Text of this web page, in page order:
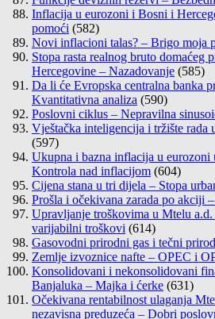
Inflacija u eurozoni i Bosni i
pomoći (582)
Novi inflacioni talas? – Brigo moja
Stopa rasta realnog bruto domaćeg
Hercegovine – Nazadovanje (585)
Da li će Evropska centralna banka
Kvantitativna analiza (590)
Poslovni ciklus – Nepravilna
Vještačka inteligencija i tržište
(597)
Ukupna i bazna inflacija u eurozoni
Kontrola nad inflacijom (604)
Cijena stana u tri dijela – Stopa
Prošla i očekivana zarada po akciji
Upravljanje troškovima u Mtelu
varijabilni troškovi (614)
Gasovodni prirodni gas i tečni
Zemlje izvoznice nafte – OPEC i
Konsolidovani i nekonsolidovani
Banjaluka – Majka i ćerke (631)
Očekivana rentabilnost ulaganja
nezavisna preduzeća – Dobri